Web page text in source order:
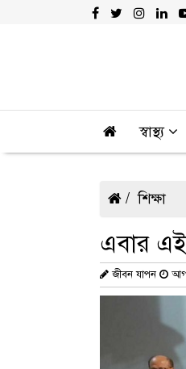
স্বাস্থ্য
শিক্ষা
এবার
জীবন যাপন